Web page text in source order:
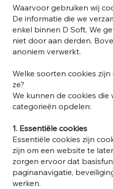
Waarvoor gebruiken wij
De informatie die we
enkel binnen D Soft. We
niet door aan derden.
anoniem verwerkt.
Welke soorten cookies
ze?
We kunnen de cookies die
categorieën opdelen:
1. Essentiële cookies
Essentiële cookies zijn
zijn om een website te
zorgen ervoor dat
paginanavigatie,
werken.